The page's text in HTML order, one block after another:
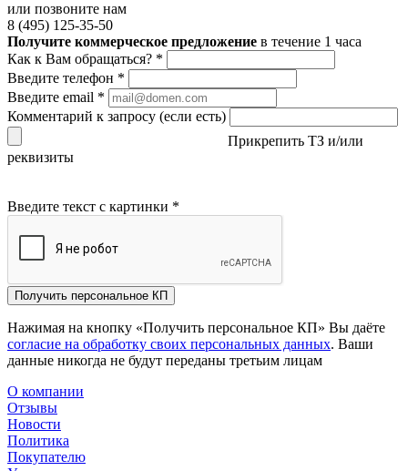
или позвоните нам
8 (495) 125-35-50
Получите коммерческое предложение в течение 1 часа
Как к Вам обращаться? *
Введите телефон *
Введите email *
Комментарий к запросу (если есть)
Прикрепить ТЗ и/или
реквизиты
Введите текст с картинки *
Получить персональное КП
Нажимая на кнопку «Получить персональное КП» Вы даёте
согласие на обработку своих персональных данных. Ваши
данные никогда не будут переданы третьим лицам
О компании
Отзывы
Новости
Политика
Покупателю